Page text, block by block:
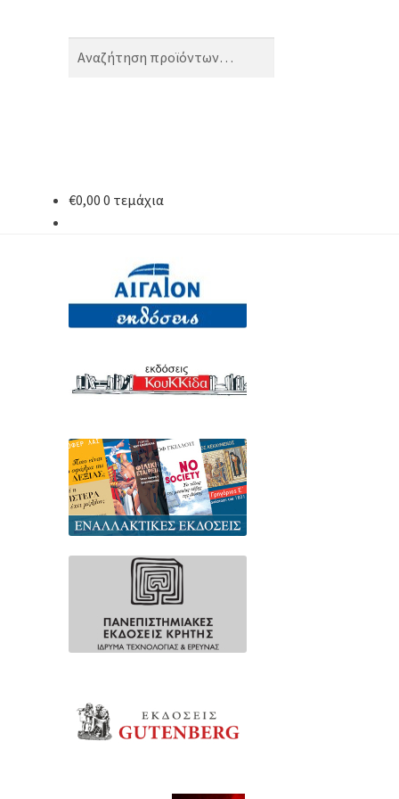
Αναζήτηση
Αναζήτηση
€0,00 0 τεμάχια